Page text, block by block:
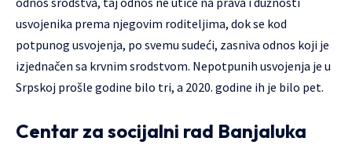
usvojenika prema njegovim roditeljima, dok se kod
potpunog usvojenja, po svemu sudeći, zasniva odnos koji je
izjednačen sa krvnim srodstvom. Nepotpunih usvojenja je u
Srpskoj prošle godine bilo tri, a 2020. godine ih je bilo pet.
Cen­tar za so­ci­jal­ni rad Ba­nja­lu­ka